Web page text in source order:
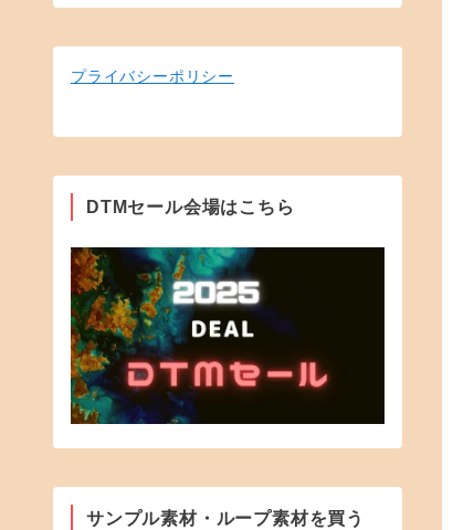
プライバシーポリシー
DTMセール会場はこちら
サンプル素材・ループ素材を買う